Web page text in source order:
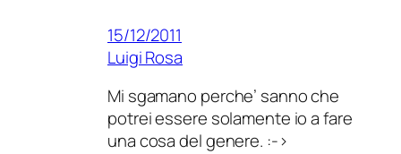
15/12/2011
Luigi Rosa
Mi sgamano perche’ sanno che
potrei essere solamente io a fare
una cosa del genere. :->